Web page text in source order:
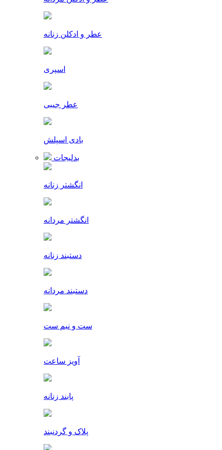
عطر و ادکلن زنانه
اسپری
عطر جیبی
بادی اسپلش
بدلیجات
انگشتر زنانه
انگشتر مردانه
دستبند زنانه
دستبند مردانه
ست و نیم ست
آویز ساعت
پابند زنانه
پلاک و گردنبند